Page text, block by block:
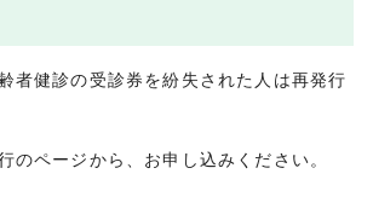
者健診の受診券を紛失された人は再発行
のページから、お申し込みください。